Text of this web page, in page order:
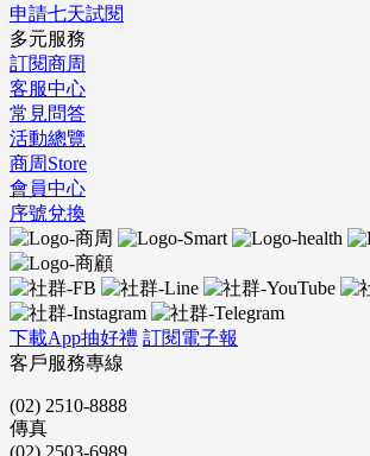
申請七天試閱
多元服務
訂閱商周
客服中心
常見問答
活動總覽
商周Store
會員中心
序號兌換
下載App抽好禮 訂閱電子報
客戶服務專線
(02) 2510-8888
傳真
(02) 2503-6989